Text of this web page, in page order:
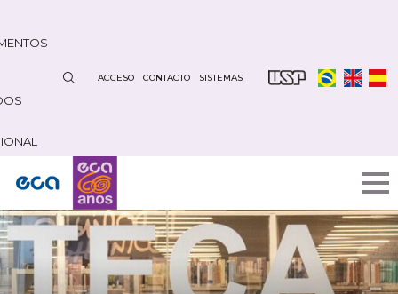
contenido
ACCESO CONTACTO SISTEMAS